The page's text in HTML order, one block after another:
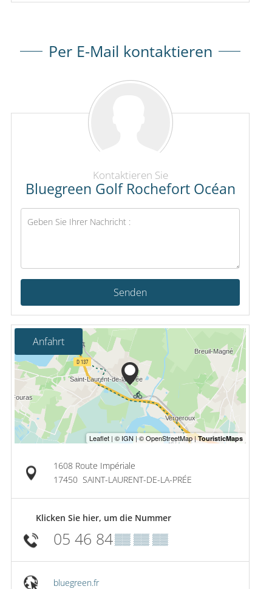
Per E-Mail kontaktieren
Kontaktieren Sie
Bluegreen Golf Rochefort Océan
Senden
Anfahrt
1608 Route Impériale
17450 SAINT-LAURENT-DE-LA-PRÉE
Klicken Sie hier, um die Nummer
05 46 84▒▒ ▒▒ ▒▒
bluegreen.fr